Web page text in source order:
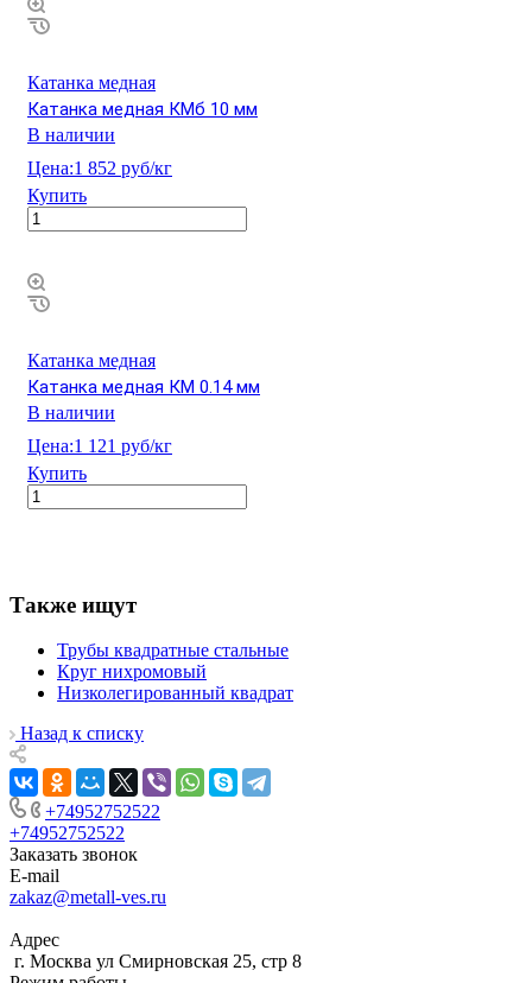
Катанка медная
Катанка медная КМб 10 мм
В наличии
Цена:1 852 руб/кг
Купить
Катанка медная
Катанка медная КМ 0.14 мм
В наличии
Цена:1 121 руб/кг
Купить
Также ищут
Трубы квадратные стальные
Круг нихромовый
Низколегированный квадрат
Назад к списку
+74952752522
+74952752522
Заказать звонок
E-mail
zakaz@metall-ves.ru
Адрес
г. Москва ул Смирновская 25, стр 8